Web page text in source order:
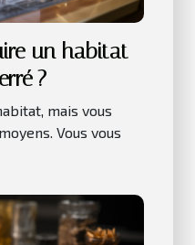
un habitat
?
mais vous
Vous vous